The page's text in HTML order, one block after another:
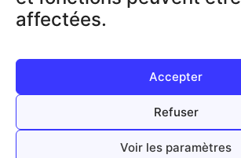
affectées.
Accepter
Refuser
Voir les paramètres
SUPPORT & INFOS
Codes d’activation